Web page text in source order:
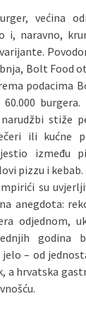
većina
i, naravno,
Bolt Food
podacima
stiže
ili kućne
između
pizzu i kebab.
su
anegdota:
odjednom,
godina
– od
a hrvatska